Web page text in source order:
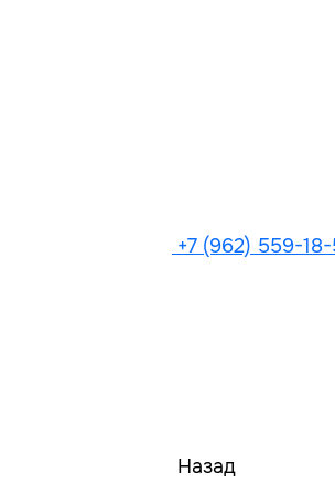
+7 (962) 559-
Назад